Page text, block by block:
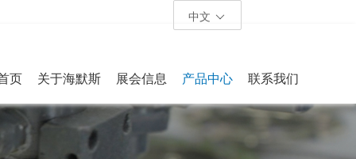
中文
页 关于海默斯 展会信息 产品中心 联系我们